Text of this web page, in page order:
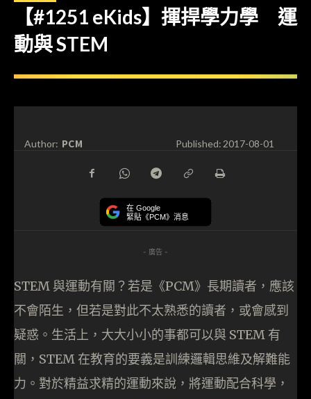
【#1251 eKids】揮捍學力學 運
動與 STEM
Author: PCM Published:2017-08-01
在 Google
緊貼《PCM》消息
- 廣告 -
STEM 與運動有關？若是《PCM》長期讀者，應該
不會陌生，但若是對此不太熟悉的讀者，或會感到
疑惑。生活上，大大小小的事都可以與 STEM 有
關，STEM 在教育的要義是訓練邏輯思維及解難能
力。對於精益求精的運動來說，將運動配合科學，